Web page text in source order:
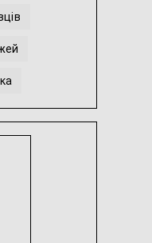
на англійську